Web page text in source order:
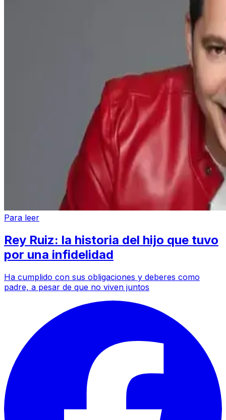
Para leer
Rey Ruiz: la historia del hijo que tuvo
por una infidelidad
Ha cumplido con sus obligaciones y deberes como
padre, a pesar de que no viven juntos